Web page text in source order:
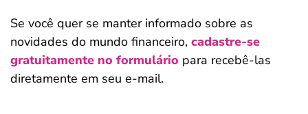
Se você quer se manter informado sobre as
novidades do mundo financeiro, cadastre-se
gratuitamente no formulário para recebê-las
diretamente em seu e-mail.